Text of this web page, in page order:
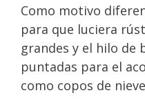
Como motivo
para que luciera
grandes y el hilo de
puntadas para el
como copos de